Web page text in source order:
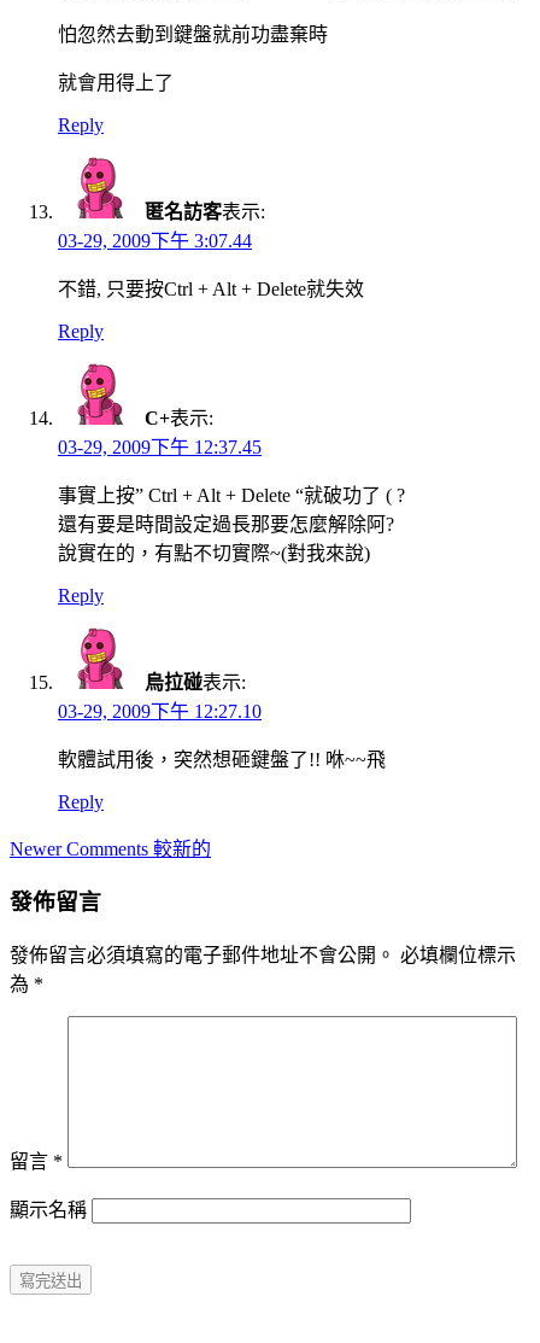
怕忽然去動到鍵盤就前功盡棄時
就會用得上了
Reply
匿名訪客表示:
03-29, 2009下午 3:07.44
不錯, 只要按Ctrl + Alt + Delete就失效
Reply
C+表示:
03-29, 2009下午 12:37.45
事實上按” Ctrl + Alt + Delete “就破功了 ( ?
還有要是時間設定過長那要怎麼解除阿?
說實在的，有點不切實際~(對我來說)
Reply
烏拉碰表示:
03-29, 2009下午 12:27.10
軟體試用後，突然想砸鍵盤了!! 咻~~飛
Reply
Comment
Newer Comments 較新的
發佈留言
發佈留言必須填寫的電子郵件地址不會公開。 必填欄位標示
為 *
留言 *
顯示名稱